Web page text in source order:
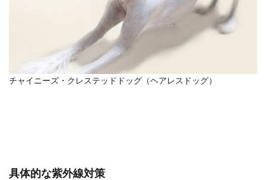
チャイニーズ・クレステッドドッグ（ヘアレスドッグ）
具体的な紫外線対策